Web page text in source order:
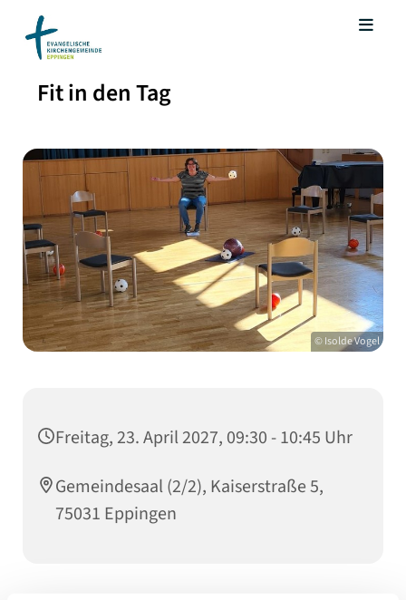
Fit in den Tag
© Isolde Vogel
Freitag, 23. April 2027, 09:30 - 10:45 Uhr
Gemeindesaal (2/2), Kaiserstraße 5,
75031 Eppingen